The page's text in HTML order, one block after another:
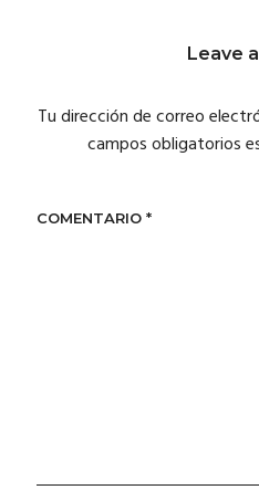
Leave
Tu dirección de correo
campos obligatorios
COMENTARIO *